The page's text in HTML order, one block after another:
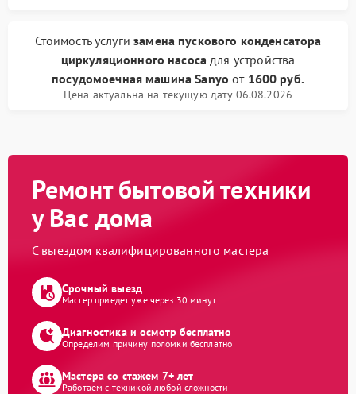
Стоимость услугизамена пускового конденсатора
циркуляционного насоса для устройства
посудомоечная машина Sanyo от 1600 руб.
Цена актуальна на текущую дату 06.08.2026
Ремонт бытовой техники
у Вас дома
С выездом квалифицированного мастера
Срочный выезд
Мастер приедет уже через 30 минут
Диагностика и осмотр бесплатно
Определим причину поломки бесплатно
Мастера со стажем 7+ лет
Работаем с техникой любой сложности